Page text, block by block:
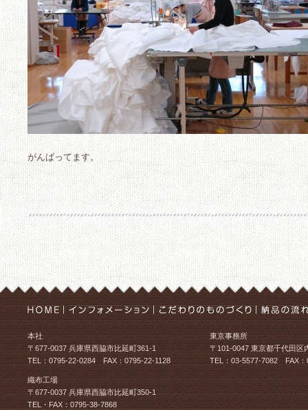
がんばってます。
本社
〒677-0037 兵庫県西脇市比延町361-1
TEL：0795-22-0284 FAX：0795-22-1128
織布工場
〒677-0037 兵庫県西脇市比延町350-1
TEL・FAX：0795-38-7868
東京事務所
〒101-0047 東京都千代田区
TEL：03-5577-7082 FAX：